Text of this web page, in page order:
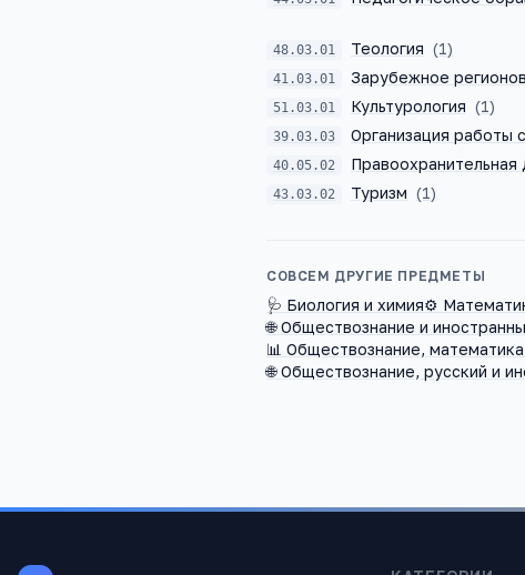
48.03.01 Теология (1)
41.03.01 Зарубежное
51.03.01 Культурология (1)
39.03.03 Организация работы
40.05.02 Правоохранительная
43.03.02 Туризм (1)
СОВСЕМ ДРУГИЕ ПРЕДМЕТЫ
🩺 Биология и химия⚙️
🌐 Обществознание и
📊 Обществознание, математика
🌐 Обществознание, русский и